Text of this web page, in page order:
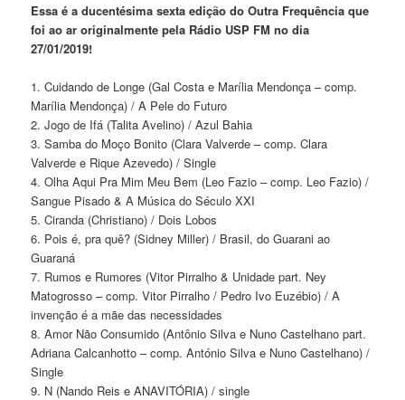
Essa é a ducentésima sexta edição do Outra Frequência que
foi ao ar originalmente pela Rádio USP FM no dia
27/01/2019!
1. Cuidando de Longe (Gal Costa e Marília Mendonça – comp.
Marília Mendonça) / A Pele do Futuro
2. Jogo de Ifá (Talita Avelino) / Azul Bahia
3. Samba do Moço Bonito (Clara Valverde – comp. Clara
Valverde e Rique Azevedo) / Single
4. Olha Aqui Pra Mim Meu Bem (Leo Fazio – comp. Leo Fazio) /
Sangue Pisado & A Música do Século XXI
5. Ciranda (Christiano) / Dois Lobos
6. Pois é, pra quê? (Sidney Miller) / Brasil, do Guarani ao
Guaraná
7. Rumos e Rumores (Vitor Pirralho & Unidade part. Ney
Matogrosso – comp. Vitor Pirralho / Pedro Ivo Euzébio) / A
invenção é a mãe das necessidades
8. Amor Não Consumido (Antônio Silva e Nuno Castelhano part.
Adriana Calcanhotto – comp. António Silva e Nuno Castelhano) /
Single
9. N (Nando Reis e ANAVITÓRIA) / single